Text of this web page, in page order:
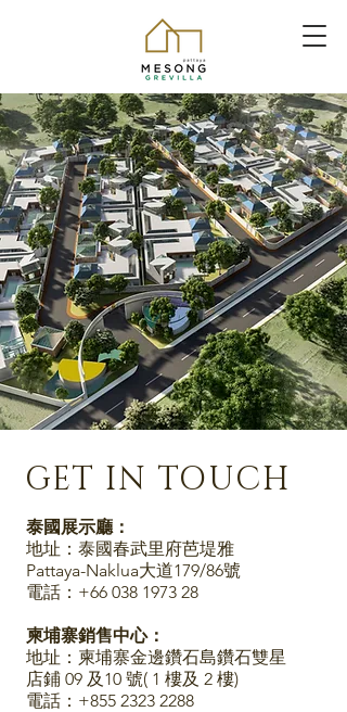
GET IN TOUCH
泰國展示廳：
地址：泰國春武里府芭堤雅
Pattaya-Naklua大道179/86號
電話：+66 038 1973 28
柬埔寨銷售中心：
地址：柬埔寨金邊鑽石島鑽石雙星
店鋪 09 及10 號( 1 樓及 2 樓)
電話：+855 2323 2288